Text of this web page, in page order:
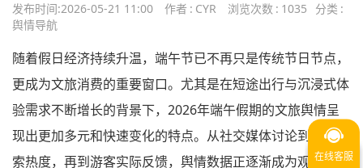
发布时间:2026-05-21 11:00 作者 : CYR 浏览次数 : 1035 分类 :
舆情导航
随着假日经济持续升温，端午节已不再只是传统节日节点，
更成为文旅消费的重要窗口。尤其是在短途出行与沉浸式体
验需求不断增长的背景下，2026年端午假期的文旅舆情呈
现出更加多元和快速变化的特点。从社交媒体讨论到平台搜
索热度，再到游客实际反馈，舆情数据正逐渐成为观察行业